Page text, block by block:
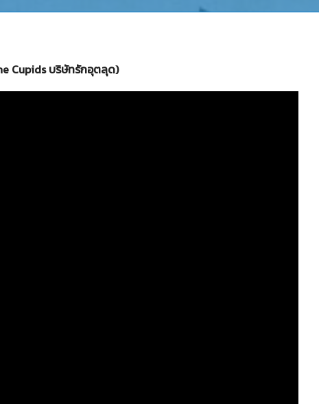
Cupids บริษัทรักอุตลุด)